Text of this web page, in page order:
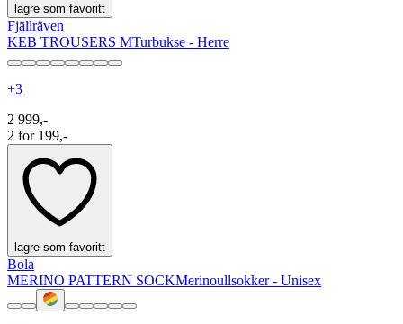
lagre som favoritt
Fjällräven
KEB TROUSERS MTurbukse - Herre
+3
2 999,-
2 for 199,-
lagre som favoritt
Bola
MERINO PATTERN SOCKMerinoullsokker - Unisex